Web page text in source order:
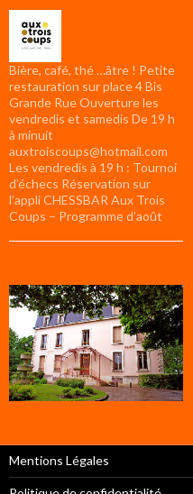
Bière, café, thé …âtre ! Petite
restauration sur place 4 Bis
Grande Rue Ouverture les
vendredis et samedis De 19 h
à minuit
auxtroiscoups@hotmail.com
Les vendredis à 19 h : Tournoi
d’échecs Réservation sur
l’appli CHESSBAR Aux Trois
Coups – Programme d’août
Mentions Légales